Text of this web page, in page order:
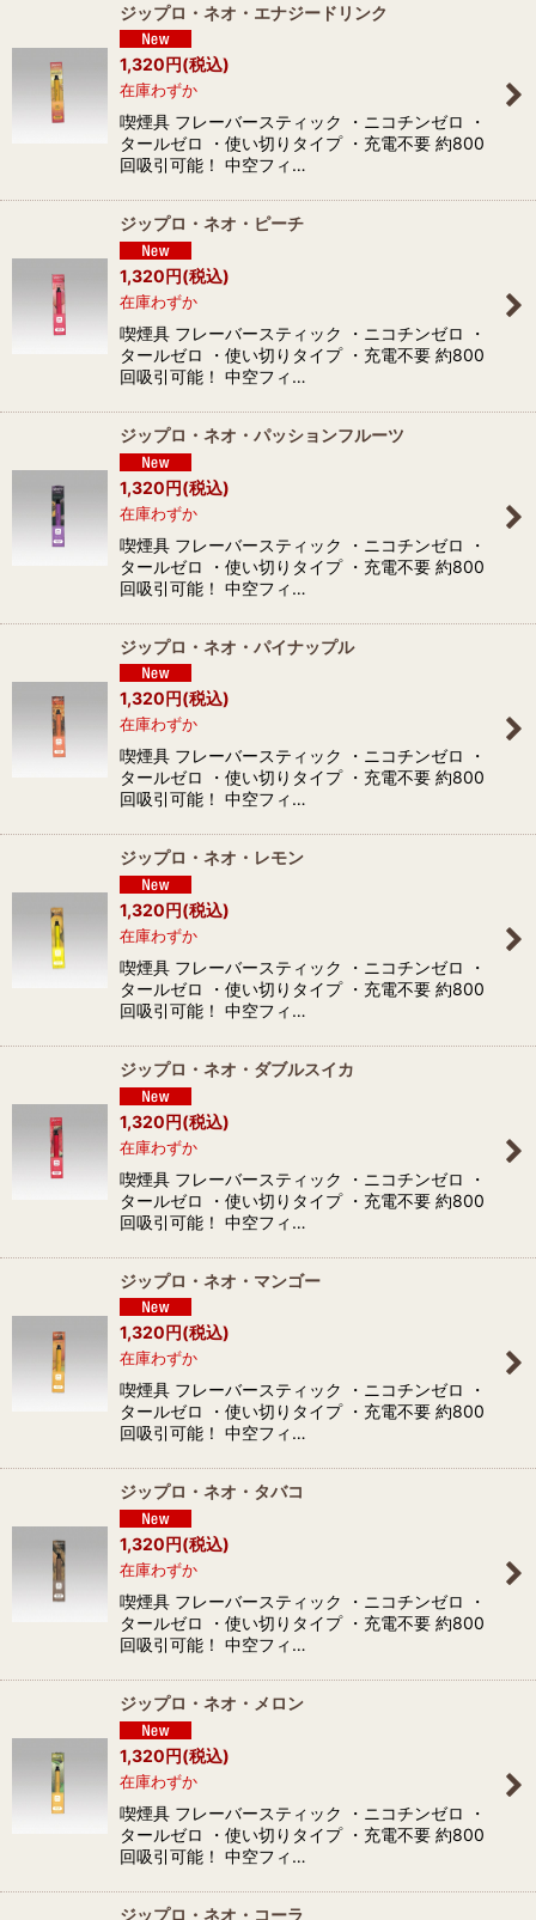
ジップロ・ネオ・エナジードリンク
1,320円(税込)
在庫わずか
喫煙具 フレーバースティック ・ニコチンゼロ ・
タールゼロ ・使い切りタイプ ・充電不要 約800
回吸引可能！ 中空フィ…
ジップロ・ネオ・ピーチ
1,320円(税込)
在庫わずか
喫煙具 フレーバースティック ・ニコチンゼロ ・
タールゼロ ・使い切りタイプ ・充電不要 約800
回吸引可能！ 中空フィ…
ジップロ・ネオ・パッションフルーツ
1,320円(税込)
在庫わずか
喫煙具 フレーバースティック ・ニコチンゼロ ・
タールゼロ ・使い切りタイプ ・充電不要 約800
回吸引可能！ 中空フィ…
ジップロ・ネオ・パイナップル
1,320円(税込)
在庫わずか
喫煙具 フレーバースティック ・ニコチンゼロ ・
タールゼロ ・使い切りタイプ ・充電不要 約800
回吸引可能！ 中空フィ…
ジップロ・ネオ・レモン
1,320円(税込)
在庫わずか
喫煙具 フレーバースティック ・ニコチンゼロ ・
タールゼロ ・使い切りタイプ ・充電不要 約800
回吸引可能！ 中空フィ…
ジップロ・ネオ・ダブルスイカ
1,320円(税込)
在庫わずか
喫煙具 フレーバースティック ・ニコチンゼロ ・
タールゼロ ・使い切りタイプ ・充電不要 約800
回吸引可能！ 中空フィ…
ジップロ・ネオ・マンゴー
1,320円(税込)
在庫わずか
喫煙具 フレーバースティック ・ニコチンゼロ ・
タールゼロ ・使い切りタイプ ・充電不要 約800
回吸引可能！ 中空フィ…
ジップロ・ネオ・タバコ
1,320円(税込)
在庫わずか
喫煙具 フレーバースティック ・ニコチンゼロ ・
タールゼロ ・使い切りタイプ ・充電不要 約800
回吸引可能！ 中空フィ…
ジップロ・ネオ・メロン
1,320円(税込)
在庫わずか
喫煙具 フレーバースティック ・ニコチンゼロ ・
タールゼロ ・使い切りタイプ ・充電不要 約800
回吸引可能！ 中空フィ…
ジップロ・ネオ・コーラ